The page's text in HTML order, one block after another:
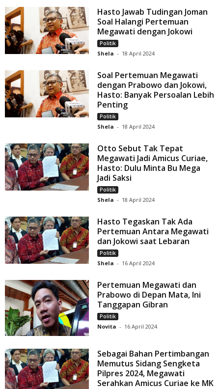
Hasto Jawab Tudingan Joman
Soal Halangi Pertemuan
Megawati dengan Jokowi
Politik
Shela - 18 April 2024
Soal Pertemuan Megawati
dengan Prabowo dan Jokowi,
Hasto: Banyak Persoalan Lebih
Penting
Politik
Shela - 18 April 2024
Otto Sebut Tak Tepat
Megawati Jadi Amicus Curiae,
Hasto: Dulu Minta Bu Mega
Jadi Saksi
Politik
Shela - 18 April 2024
Hasto Tegaskan Tak Ada
Pertemuan Antara Megawati
dan Jokowi saat Lebaran
Politik
Shela - 16 April 2024
Pertemuan Megawati dan
Prabowo di Depan Mata, Ini
Tanggapan Gibran
Politik
Novita - 16 April 2024
Sebagai Bahan Pertimbangan
Memutus Sidang Sengketa
Pilpres 2024, Megawati
Serahkan Amicus Curiae ke MK